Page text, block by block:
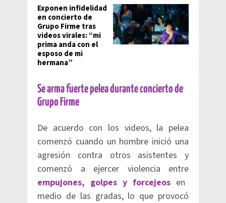
Exponen infidelidad
en concierto de
Grupo Firme tras
videos virales: “mi
prima anda con el
esposo de mi
hermana”
​Se arma fuerte pelea durante concierto de
Grupo Firme
De acuerdo con los videos, la pelea
comenzó cuando un hombre inició una
agresión contra otros asistentes y
comenzó a ejercer violencia entre
empujones, golpes y forcejeos en
medio de las gradas, lo que provocó